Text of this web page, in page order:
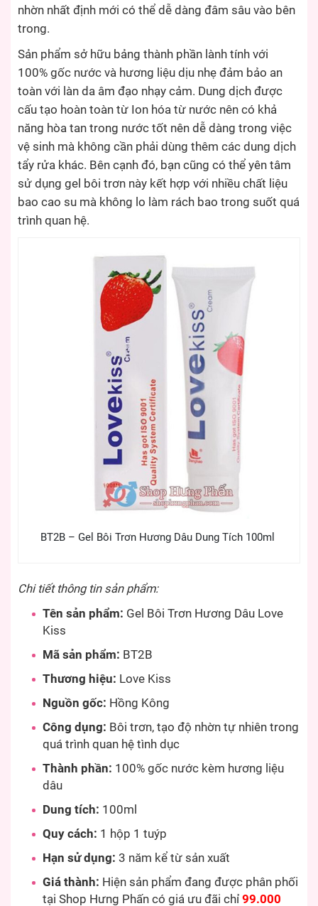
nhờn nhất định mới có thể dễ dàng đâm sâu vào bên
trong.
Sản phẩm sở hữu bảng thành phần lành tính với
100% gốc nước và hương liệu dịu nhẹ đảm bảo an
toàn với làn da âm đạo nhạy cảm. Dung dịch được
cấu tạo hoàn toàn từ Ion hóa từ nước nên có khả
năng hòa tan trong nước tốt nên dễ dàng trong việc
vệ sinh mà không cần phải dùng thêm các dung dịch
tẩy rửa khác. Bên cạnh đó, bạn cũng có thể yên tâm
sử dụng gel bôi trơn này kết hợp với nhiều chất liệu
bao cao su mà không lo làm rách bao trong suốt quá
trình quan hệ.
BT2B – Gel Bôi Trơn Hương Dâu Dung Tích 100ml
Chi tiết thông tin sản phẩm:
Tên sản phẩm: Gel Bôi Trơn Hương Dâu Love
Kiss
Mã sản phẩm: BT2B
Thương hiệu: Love Kiss
Nguồn gốc: Hồng Kông
Công dụng: Bôi trơn, tạo độ nhờn tự nhiên trong
quá trình quan hệ tình dục
Thành phần: 100% gốc nước kèm hương liệu
dâu
Dung tích: 100ml
Quy cách: 1 hộp 1 tuýp
Hạn sử dụng: 3 năm kể từ sản xuất
Giá thành: Hiện sản phẩm đang được phân phối
tại Shop Hưng Phấn có giá ưu đãi chỉ 99.000